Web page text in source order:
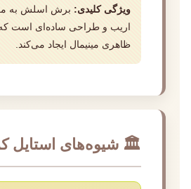
ویژگی کلیدی: برش اسلش به
اریب و طراحی ساده‌ای است
ظاهری مینیمال ایجاد می‌کند.
🏛️ شیوه‌های استایل